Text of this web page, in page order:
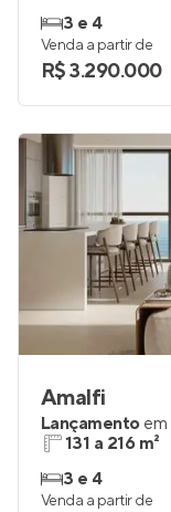
3 e 4
Venda a partir de
R$ 3.290.000
Amalfi
Lançamento em
131 a 216 m²
3 e 4
Venda a partir de